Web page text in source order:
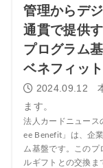
管理からデ
通貫で提供
プログラム
ベネフィッ
2024.09.12
法人カードニュース
ee Benefit」は、企
ム基盤です。このプ
ルギフトとの交換ま